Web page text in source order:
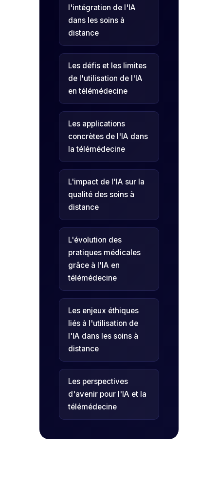
l'intégration de l'IA
dans les soins à
distance
Les défis et les limites
de l'utilisation de l'IA
en télémédecine
Les applications
concrètes de l'IA dans
la télémédecine
L'impact de l'IA sur la
qualité des soins à
distance
L'évolution des
pratiques médicales
grâce à l'IA en
télémédecine
Les enjeux éthiques
liés à l'utilisation de
l'IA dans les soins à
distance
Les perspectives
d'avenir pour l'IA et la
télémédecine